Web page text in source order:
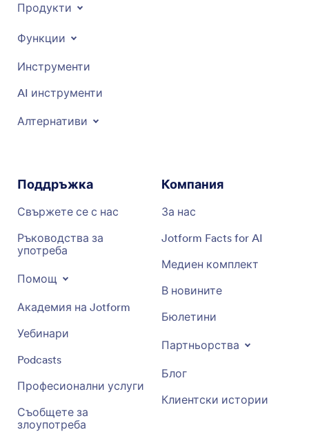
Продукти
Функции
Инструменти
AI инструменти
Алтернативи
Поддръжка
Свържете се с нас
Ръководства за
употреба
Помощ
Академия на Jotform
Уебинари
Podcasts
Професионални услуги
Съобщете за
злоупотреба
Компания
За нас
Jotform Facts for AI
Медиен комплект
В новините
Бюлетини
Партньорства
Блог
Клиентски истории